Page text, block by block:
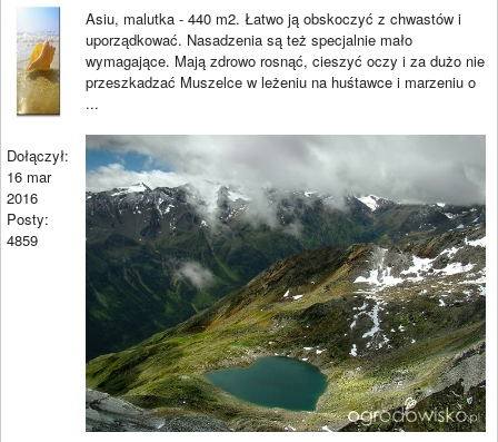
Dołączył:
16 mar
2016
Posty:
4859
Asiu, malutka - 440 m2. Łatwo ją obskoczyć z chwastów i
uporządkować. Nasadzenia są też specjalnie mało
wymagające. Mają zdrowo rosnąć, cieszyć oczy i za dużo nie
przeszkadzać Muszelce w leżeniu na huśtawce i marzeniu o
...